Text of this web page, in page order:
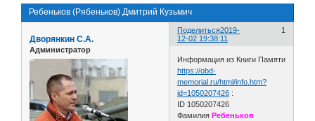
Ребеньков (Рябеньков) Дмитрий Кузьмич
Поделиться 1
2019-
12-02 19:38:11
Дворянкин С.А.
Администратор
Информация из Книги Памяти
https://obd-
memorial.ru/html/info.htm?
id=1050207426 :
ID 1050207426
ФамилияРебеньков